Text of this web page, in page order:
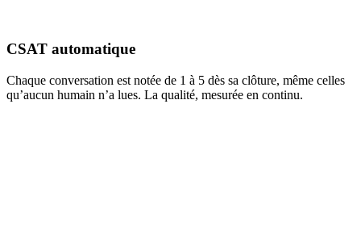
CSAT automatique
Chaque conversation est notée de 1 à 5 dès sa clôture, même celles
qu’aucun humain n’a lues. La qualité, mesurée en continu.